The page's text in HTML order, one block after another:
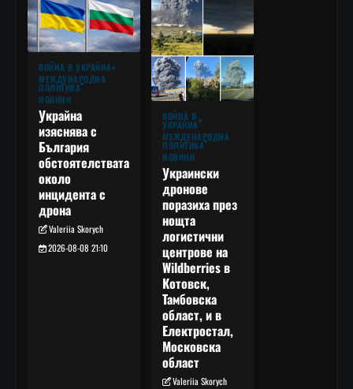
ВОЙНА В УКРАЙНА
МЕЖДУНАРОДНА
ПОЛИТИКА
НОВИНИ
Украйна
изяснява с
България
обстоятелствата
около
инцидента с
дрона
Valeriia Skorych
2026-08-08 21:10
ВОЙНА В
УКРАЙНА
МЕЖДУНАРОДНА
ПОЛИТИКА
НОВИНИ
Украински
дронове
поразиха през
нощта
логистични
центрове на
Wildberries в
Котовск,
Тамбовска
област, и в
Електростал,
Московска
област
Valeriia Skorych